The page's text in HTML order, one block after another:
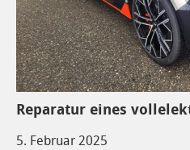
Reparatur eines
5. Februar 2025